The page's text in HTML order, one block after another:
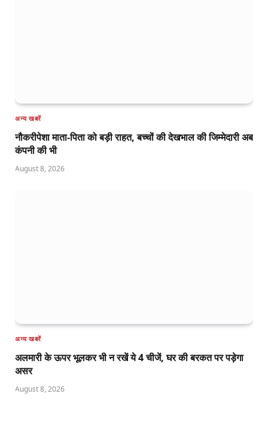
अन्य खबरें
नौकरीपेशा माता-पिता को बड़ी राहत, बच्चों की देखभाल की जिम्मेदारी अब
कंपनी की भी
August 8, 2026
अन्य खबरें
अलमारी के ऊपर भूलकर भी न रखें ये 4 चीजें, घर की बरकत पर पड़ेगा
असर
August 8, 2026